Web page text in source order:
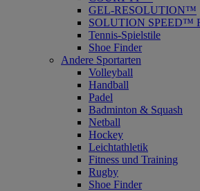
GEL-RESOLUTION™
SOLUTION SPEED™
Tennis-Spielstile
Shoe Finder
Andere Sportarten
Volleyball
Handball
Padel
Badminton & Squash
Netball
Hockey
Leichtathletik
Fitness und Training
Rugby
Shoe Finder